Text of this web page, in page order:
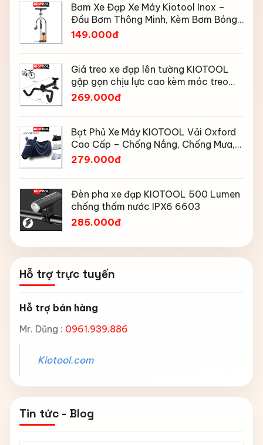
Bơm Xe Đạp Xe Máy Kiotool Inox –
Đầu Bơm Thông Minh, Kèm Bơm Bóng,
Đồng Hồ 160 PSI
149.000đ
Giá treo xe đạp lên tường KIOTOOL
gập gọn chịu lực cao kèm móc treo
mũ bảo hiểm
269.000đ
Bạt Phủ Xe Máy KIOTOOL Vải Oxford
Cao Cấp – Chống Nắng, Chống Mưa,
Chống Bụi, Chống Tia UV, Có Phản
279.000đ
Đèn pha xe đạp KIOTOOL 500 Lumen
chống thấm nước IPX6 6603
285.000đ
Hỗ trợ trực tuyến
Hỗ trợ bán hàng
Mr. Dũng : 0961.939.886
Kiotool.com
Tin tức - Blog